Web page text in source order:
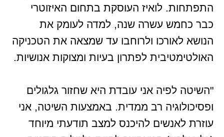
התפתחות. לואיז העוסקת בתחום האיזוטרי
כבר כחמש עשרה שנה, למדה לעומק את
הנושא לאורכו ולרוחבו עד שמצאה את הטכניקה
האולטימטיבית לפתרון בעיות ומצוקות אנושיות.
"השיטה לפיה אני עובדת היא שחזור גלגולים
ופסיכולוגיה רב ממדית. באמצעות השיטה, אני
עוזרת לאנשים להיכנס למצב תודעתי מיוחד